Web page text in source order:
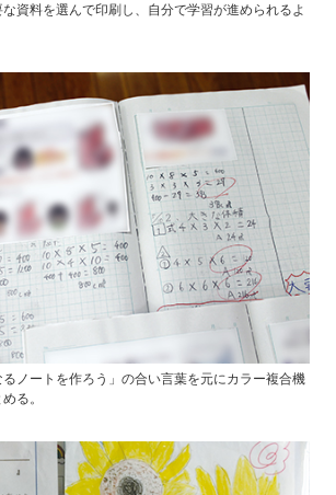
資料を選んで印刷し、自分で学習が進められるよ
るノートを作ろう」の合い言葉を元にカラー複合機
る。